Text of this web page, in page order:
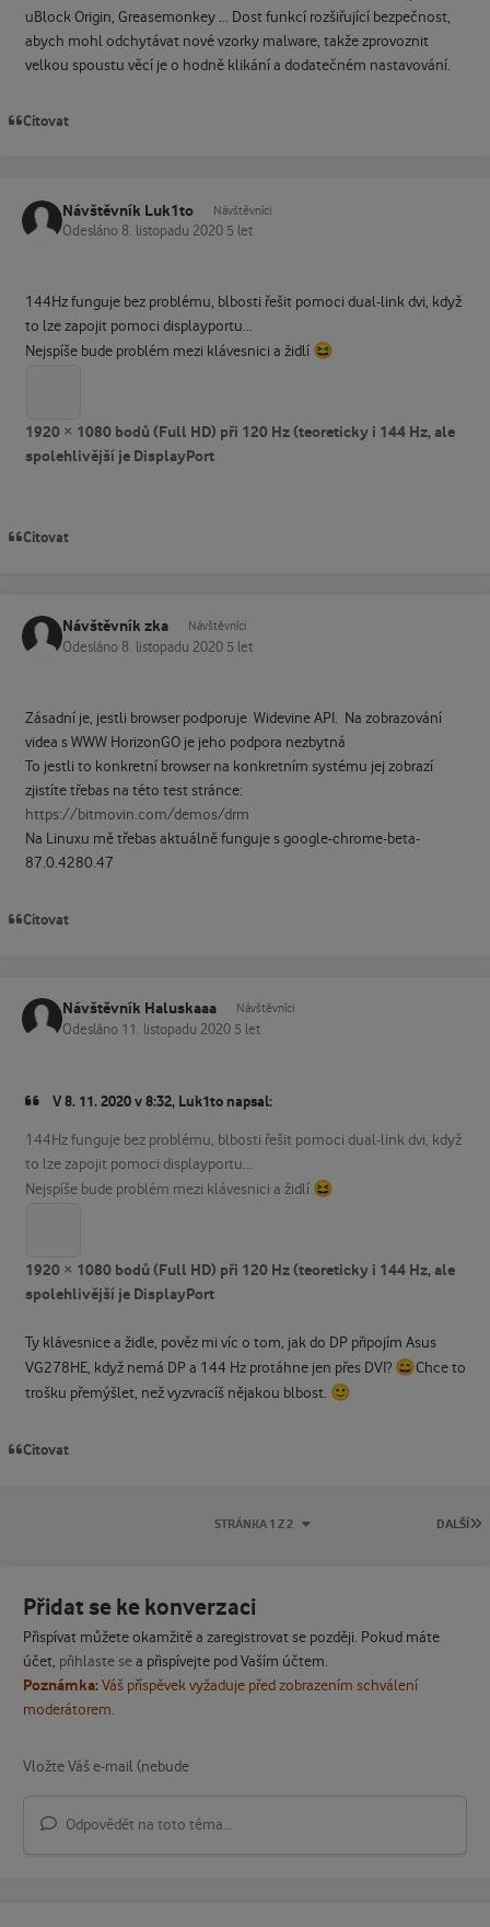
uBlock Origin, Greasemonkey ... Dost funkcí rozšiřující bezpečnost,
abych mohl odchytávat nové vzorky malware, takže zprovoznit
velkou spoustu věcí je o hodně klikání a dodatečném nastavování.
Citovat
Návštěvník Luk1to Návštěvníci
Odesláno 8. listopadu 2020 5 let
144Hz funguje bez problému, blbosti řešit pomoci dual-link dvi, když
to lze zapojit pomoci displayportu...
Nejspíše bude problém mezi klávesnici a židlí 😆
1920 × 1080 bodů (Full HD) při 120 Hz (teoreticky i 144 Hz, ale
spolehlivější je DisplayPort
Citovat
Návštěvník zka Návštěvníci
Odesláno 8. listopadu 2020 5 let
Zásadní je, jestli browser podporuje Widevine API. Na zobrazování
videa s WWW HorizonGO je jeho podpora nezbytná
To jestli to konkretní browser na konkretním systému jej zobrazí
zjistíte třebas na této test stránce:
https://bitmovin.com/demos/drm
Na Linuxu mě třebas aktuálně funguje s google-chrome-beta-
87.0.4280.47
Citovat
Návštěvník Haluskaaa Návštěvníci
Odesláno 11. listopadu 2020 5 let
V 8. 11. 2020 v 8:32, Luk1to napsal:
144Hz funguje bez problému, blbosti řešit pomoci dual-link dvi, když
to lze zapojit pomoci displayportu...
Nejspíše bude problém mezi klávesnici a židlí 😆
1920 × 1080 bodů (Full HD) při 120 Hz (teoreticky i 144 Hz, ale
spolehlivější je DisplayPort
Ty klávesnice a židle, pověz mi víc o tom, jak do DP připojím Asus
VG278HE, když nemá DP a 144 Hz protáhne jen přes DVI? 😄Chce to
trošku přemýšlet, než vyzvracíš nějakou blbost. 🙂
Citovat
DALŠÍ
STRÁNKA 1 Z 2
Přidat se ke konverzaci
Přispívat můžete okamžitě a zaregistrovat se později. Pokud máte
účet, přihlaste sea přispívejte pod Vaším účtem.
Poznámka:Váš příspěvek vyžaduje před zobrazením schválení
moderátorem.
Odpovědět na toto téma...